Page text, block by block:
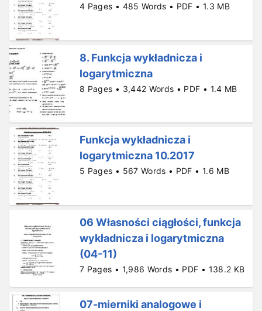
4 Pages • 485 Words • PDF • 1.3 MB
8. Funkcja wykładnicza i
logarytmiczna
8 Pages • 3,442 Words • PDF • 1.4 MB
Funkcja wykładnicza i
logarytmiczna 10.2017
5 Pages • 567 Words • PDF • 1.6 MB
06 Własności ciągłości, funkcja
wykładnicza i logarytmiczna
(04-11)
7 Pages • 1,986 Words • PDF • 138.2 KB
07-mierniki analogowe i